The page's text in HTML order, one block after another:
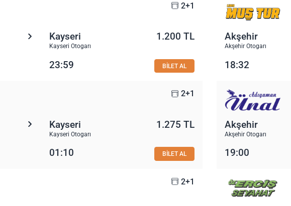
2+1
Kayseri
Kayseri Otogarı
1.200 TL
23:59 BİLET AL
Akşehir
Akşehir Otogarı
18:32
2+1
Kayseri
Kayseri Otogarı
1.275 TL
01:10 BİLET AL
Akşehir
Akşehir Otogarı
19:00
2+1